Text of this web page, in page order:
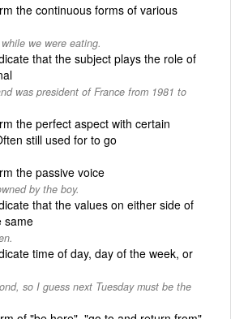
the continuous forms of various
we were eating.
that the subject plays the role of
was president of France from 1981 to
the perfect aspect with certain
still used for to go
the passive voice
by the boy.
that the values on either side of
same
time of day, day of the week, or
so I guess next Tuesday must be the